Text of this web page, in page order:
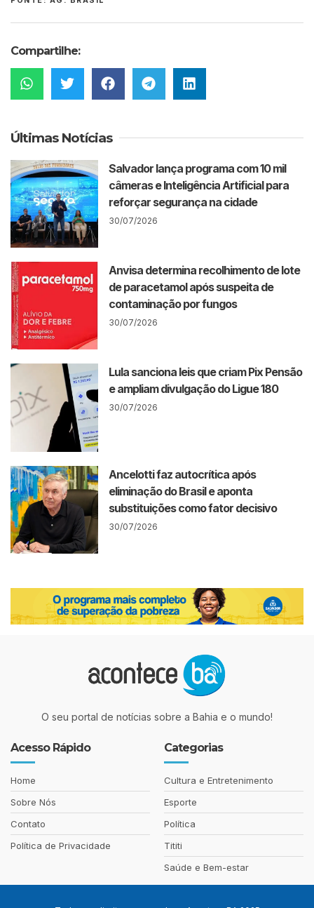
Compartilhe:
Últimas Notícias
Salvador lança programa com 10 mil
câmeras e Inteligência Artificial para
reforçar segurança na cidade
30/07/2026
Anvisa determina recolhimento de lote
de paracetamol após suspeita de
contaminação por fungos
30/07/2026
Lula sanciona leis que criam Pix Pensão
e ampliam divulgação do Ligue 180
30/07/2026
Ancelotti faz autocrítica após
eliminação do Brasil e aponta
substituições como fator decisivo
30/07/2026
O seu portal de notícias sobre a Bahia e o mundo!
Acesso Rápido
Home
Sobre Nós
Contato
Política de Privacidade
Categorias
Cultura e Entretenimento
Esporte
Política
Tititi
Saúde e Bem-estar